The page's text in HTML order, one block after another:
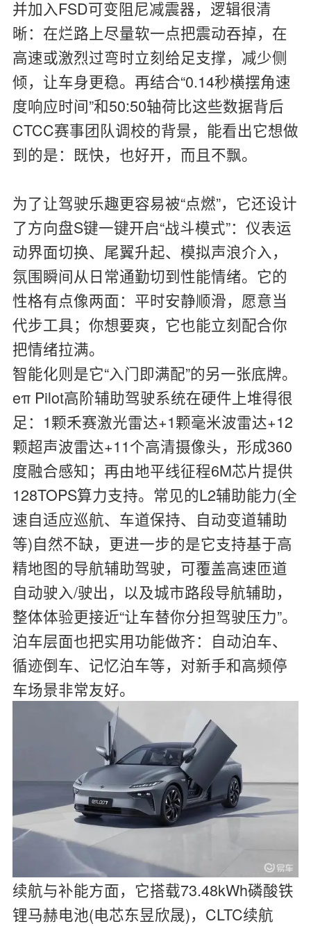
并加入FSD可变阻尼减震器，逻辑很清
晰：在烂路上尽量软一点把震动吞掉，在
高速或激烈过弯时立刻给足支撑，减少侧
倾，让车身更稳。再结合“0.14秒横摆角速
度响应时间”和50:50轴荷比这些数据背后
CTCC赛事团队调校的背景，能看出它想做
到的是：既快，也好开，而且不飘。
为了让驾驶乐趣更容易被“点燃”，它还设计
了方向盘S键一键开启“战斗模式”：仪表运
动界面切换、尾翼升起、模拟声浪介入，
氛围瞬间从日常通勤切到性能情绪。它的
性格有点像两面：平时安静顺滑，愿意当
代步工具；你想要爽，它也能立刻配合你
把情绪拉满。
智能化则是它“入门即满配”的另一张底牌。
eπ Pilot高阶辅助驾驶系统在硬件上堆得很
足：1颗禾赛激光雷达+1颗毫米波雷达+12
颗超声波雷达+11个高清摄像头，形成360
度融合感知；再由地平线征程6M芯片提供
128TOPS算力支持。常见的L2辅助能力(全
速自适应巡航、车道保持、自动变道辅助
等)自然不缺，更进一步的是它支持基于高
精地图的导航辅助驾驶，可覆盖高速匝道
自动驶入/驶出，以及城市路段导航辅助，
整体体验更接近“让车替你分担驾驶压力”。
泊车层面也把实用功能做齐：自动泊车、
循迹倒车、记忆泊车等，对新手和高频停
车场景非常友好。
续航与补能方面，它搭载73.48kWh磷酸铁
锂马赫电池(电芯东昱欣晟)，CLTC续航